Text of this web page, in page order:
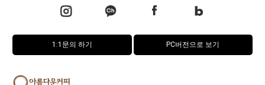
1:1문의 하기 PC버전으로 보기